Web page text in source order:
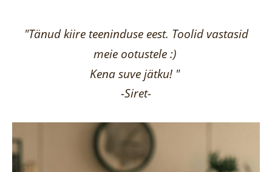
"Tänud kiire teeninduse eest. Toolid vastasid
meie ootustele :)
Kena suve jätku! "
-Siret-